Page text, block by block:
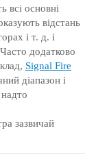
всі основні
відстань
і т. д. і
Часто додатково
Signal Fire
діапазон і
зазвичай